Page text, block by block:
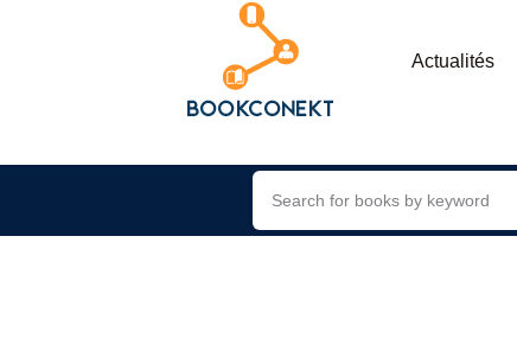
Actualités